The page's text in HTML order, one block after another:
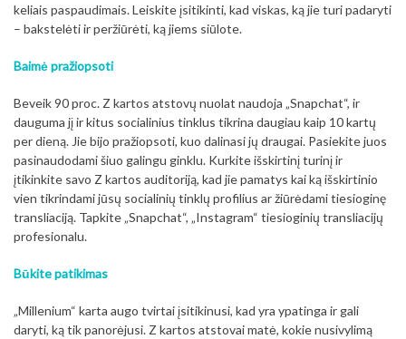
keliais paspaudimais. Leiskite įsitikinti, kad viskas, ką jie turi padaryti
– bakstelėti ir peržiūrėti, ką jiems siūlote.
Baimė pražiopsoti
Beveik 90 proc. Z kartos atstovų nuolat naudoja „Snapchat“, ir
dauguma jį ir kitus socialinius tinklus tikrina daugiau kaip 10 kartų
per dieną. Jie bijo pražiopsoti, kuo dalinasi jų draugai. Pasiekite juos
pasinaudodami šiuo galingu ginklu. Kurkite išskirtinį turinį ir
įtikinkite savo Z kartos auditoriją, kad jie pamatys kai ką išskirtinio
vien tikrindami jūsų socialinių tinklų profilius ar žiūrėdami tiesioginę
transliaciją. Tapkite „Snapchat“, „Instagram“ tiesioginių transliacijų
profesionalu.
Būkite patikimas
„Millenium“ karta augo tvirtai įsitikinusi, kad yra ypatinga ir gali
daryti, ką tik panorėjusi. Z kartos atstovai matė, kokie nusivylimą